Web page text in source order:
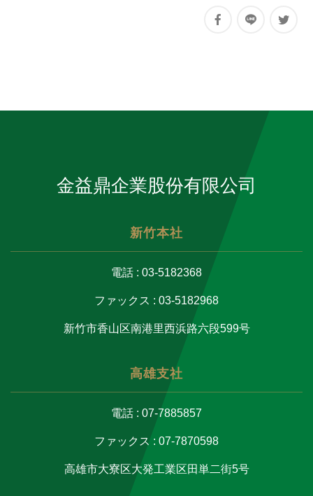
金益鼎企業股份有限公司
新竹本社
電話 : 03-5182368
ファックス : 03-5182968
新竹市香山区南港里西浜路六段599号
高雄支社
電話 : 07-7885857
ファックス : 07-7870598
高雄市大寮区大発工業区田単二街5号